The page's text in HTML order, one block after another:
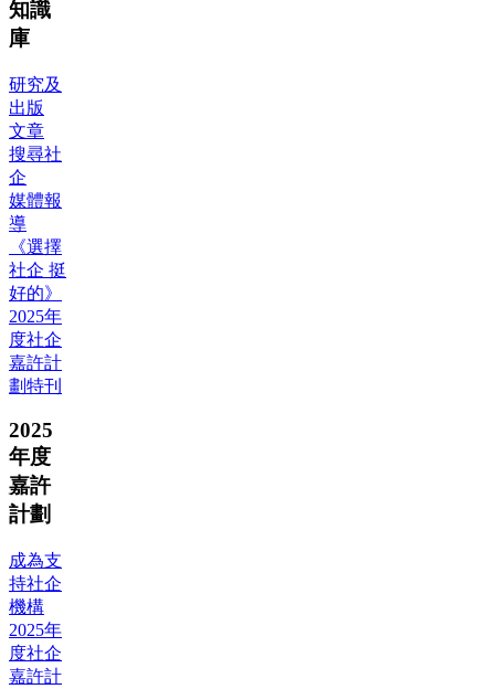
知識
庫
研究及
出版
文章
搜尋社
企
媒體報
導
《選擇
社企 挺
好的》
2025年
度社企
嘉許計
劃特刊
2025
年度
嘉許
計劃
成為支
持社企
機構
2025年
度社企
嘉許計